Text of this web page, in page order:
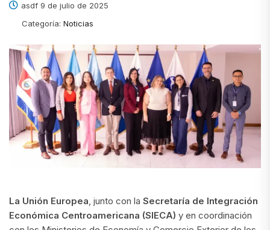
asdf 9 de julio de 2025
Categoría: Noticias
La Unión Europea , junto con la Secretaría de Integración
Económica Centroamericana (SIECA) y en coordinación